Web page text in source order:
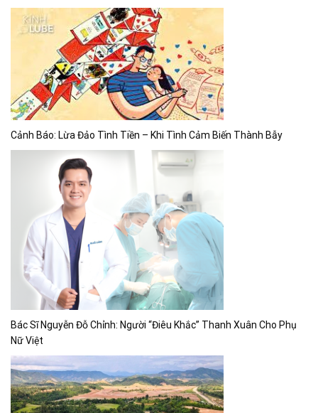
Cảnh Báo: Lừa Đảo Tình Tiền – Khi Tình Cảm Biến Thành Bẫy
Bác Sĩ Nguyễn Đỗ Chỉnh: Người “Điêu Khắc” Thanh Xuân Cho Phụ
Nữ Việt